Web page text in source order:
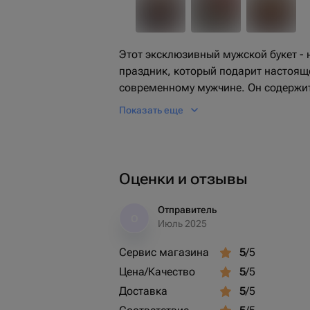
Этот эксклюзивный мужской букет -
праздник, который подарит
современному мужчине. Он
Leffe, разнообразные виды мини-
сыра, умело украшающие его.
палочки. А для истинных гурманов в
перца и салями. Удивите своего
время вкусным подарком!
Показать еще
Оценки и отзывы
Отправитель
Июль 2025
Сервис магазина 5/5
Цена/Качество
5/5
Доставка
5/5